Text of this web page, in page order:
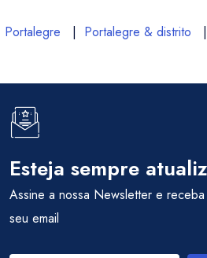
Portalegre | Portalegre & distrito |
Esteja sempre
Assine a nossa Newsletter e
seu email